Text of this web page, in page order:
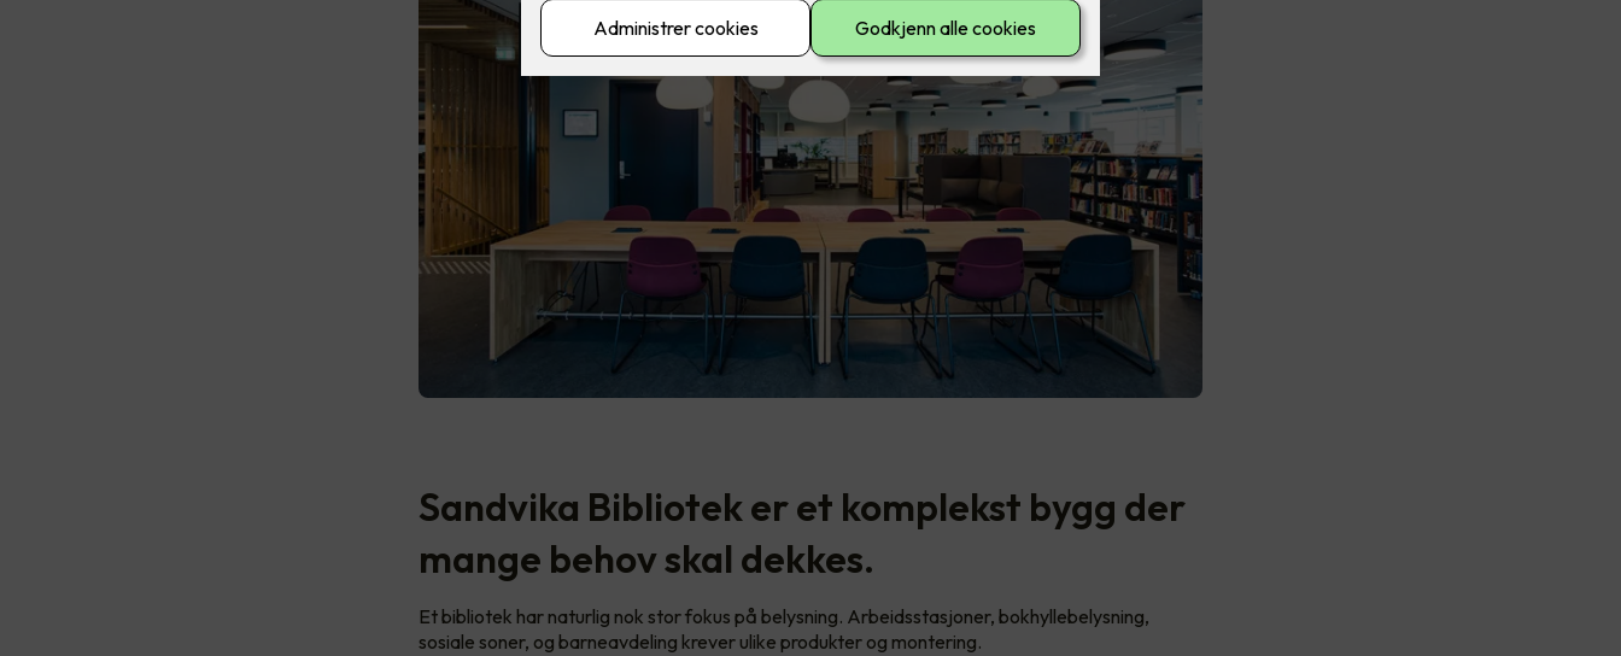
Sandvika Bibliotek er et komplekst bygg der
mange behov skal dekkes.
Et bibliotek har naturlig nok stor fokus på belysning. Arbeidsstasjoner, bokhyllebelysning,
sosiale soner, og barneavdeling krever ulike produkter og montering.